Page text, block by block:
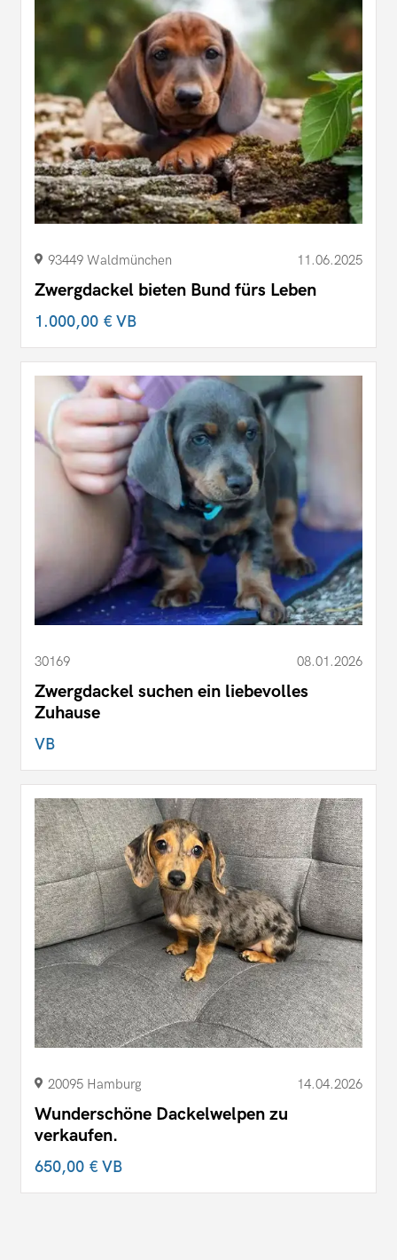
93449 Waldmünchen 11.06.2025
Zwergdackel bieten Bund fürs Leben
1.000,00 €VB
30169 08.01.2026
Zwergdackel suchen ein liebevolles
Zuhause
VB
20095 Hamburg 14.04.2026
Wunderschöne Dackelwelpen zu
verkaufen.
650,00 €VB